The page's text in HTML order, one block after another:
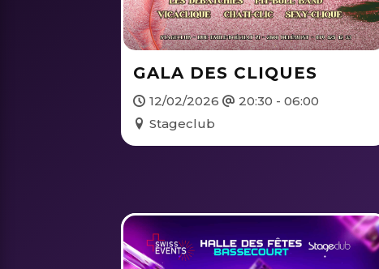
GALA DES CLIQUES
12/02/2026
20:30 - 06:00
Stageclub